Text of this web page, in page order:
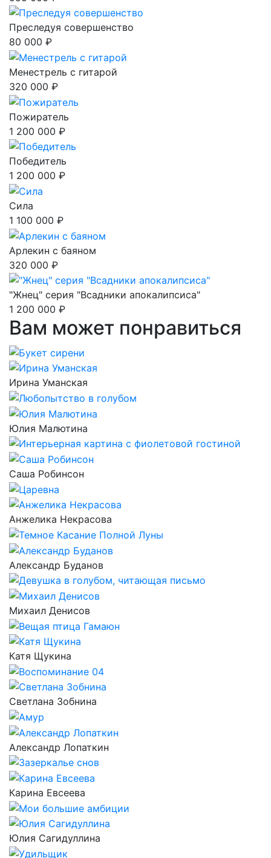
Преследуя совершенство
80 000 ₽
Менестрель с гитарой
320 000 ₽
Пожиратель
1 200 000 ₽
Победитель
1 200 000 ₽
Сила
1 100 000 ₽
Арлекин с баяном
320 000 ₽
"Жнец" серия "Всадники апокалипсиса"
1 200 000 ₽
Вам может понравиться
Ирина Уманская
Юлия Малютина
Саша Робинсон
Анжелика Некрасова
Александр Буданов
Михаил Денисов
Катя Щукина
Светлана Зобнина
Александр Лопаткин
Карина Евсеева
Юлия Сагидуллина